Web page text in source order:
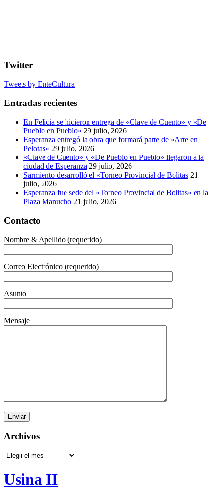
Twitter
Tweets by EnteCultura
Entradas recientes
En Felicia se hicieron entrega de «Clave de Cuento» y «De
Pueblo en Pueblo» 29 julio, 2026
Esperanza entregó la obra que formará parte de «Arte en
Pelotas» 29 julio, 2026
«Clave de Cuento» y «De Pueblo en Pueblo» llegaron a la
ciudad de Esperanza 29 julio, 2026
Sarmiento desarrolló el «Torneo Provincial de Bolitas 21
julio, 2026
Esperanza fue sede del «Torneo Provincial de Bolitas» en la
Plaza Manucho 21 julio, 2026
Contacto
Nombre & Apellido (requerido)
Correo Electrónico (requerido)
Asunto
Mensaje
Archivos
Archivos
Usina II